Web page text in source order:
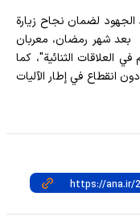
الجهود لضمان نجاح زيارة
بعد شهر رمضان، معربان
العلاقات الثنائية"، كما
انقطاع في إطار الآليات